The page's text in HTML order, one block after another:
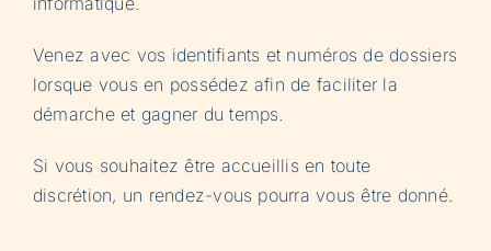
Venez avec vos identifiants et numéros de dossiers
lorsque vous en possédez afin de faciliter la
démarche et gagner du temps.
Si vous souhaitez être accueillis en toute
discrétion, un rendez-vous pourra vous être donné.